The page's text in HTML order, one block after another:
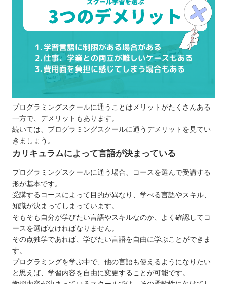
プログラミングスクールに通うことはメリットがたくさんある
一方で、デメリットもあります。
続いては、プログラミングスクールに通うデメリットを見てい
きましょう。
カリキュラムによって言語が決まっている
プログラミングスクールに通う場合、コースを選んで受講する
形が基本です。
受講するコースによって目的が異なり、学べる言語やスキル、
知識が決まってしまっています。
そもそも自分が学びたい言語やスキルなのか、よく確認してコ
ースを選ばなければなりません。
その点独学であれば、学びたい言語を自由に学ぶことができま
す。
プログラミングを学ぶ中で、他の言語も使えるようになりたい
と思えば、学習内容を自由に変更することが可能です。